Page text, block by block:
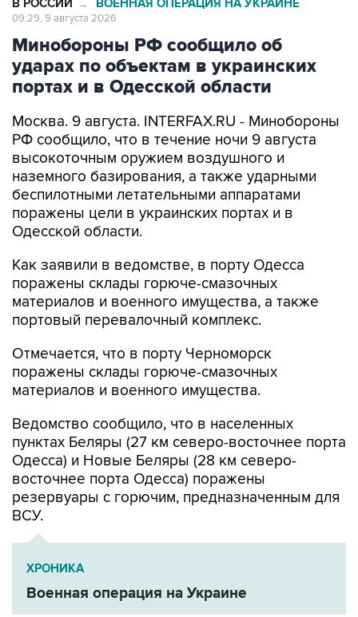
В РОССИИ → ВОЕННАЯ ОПЕРАЦИЯ НА УКРАИНЕ
09:29, 9 августа 2026
Минобороны РФ сообщило об
ударах по объектам в украинских
портах и в Одесской области
Москва. 9 августа. INTERFAX.RU - Минобороны
РФ сообщило, что в течение ночи 9 августа
высокоточным оружием воздушного и
наземного базирования, а также ударными
беспилотными летательными аппаратами
поражены цели в украинских портах и в
Одесской области.
Как заявили в ведомстве, в порту Одесса
поражены склады горюче-смазочных
материалов и военного имущества, а также
портовый перевалочный комплекс.
Отмечается, что в порту Черноморск
поражены склады горюче-смазочных
материалов и военного имущества.
Ведомство сообщило, что в населенных
пунктах Беляры (27 км северо-восточнее порта
Одесса) и Новые Беляры (28 км северо-
восточнее порта Одесса) поражены
резервуары с горючим, предназначенным для
ВСУ.
ХРОНИКА
Военная операция на Украине